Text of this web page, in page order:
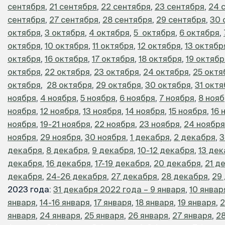
сентября, 21 сентября, 22 сентября, 23 сентября, 24
сентября, 27 сентября, 28 сентября, 29 сентября, 30
октября, 3 октября, 4 октября, 5 октября, 6 октября,
октября, 10 октября, 11 октября, 12 октября, 13
октября, 16 октября, 17 октября, 18 октября, 19
октября, 22 октября, 23 октября, 24 октября, 25
октября, 28 октября, 29 октября, 30 октября, 31
ноября, 4 ноября, 5 ноября, 6 ноября, 7 ноября, 8
ноября, 12 ноября, 13 ноября, 14 ноября, 15 ноября, 16
ноября, 19-21 ноября, 22 ноября, 23 ноября, 24 ноября
ноября, 29 ноября, 30 ноября, 1 декабря, 2 декабря,
декабря, 8 декабря, 9 декабря, 10-12 декабря, 13
декабря, 16 декабря, 17-19 декабря, 20 декабря, 21
декабря, 24-26 декабря, 27 декабря, 28 декабря, 29
2023 года: 31 декабря 2022 года – 9 января, 10
января, 14-16 января, 17 января, 18 января, 19 января,
января, 24 января, 25 января, 26 января, 27 января,